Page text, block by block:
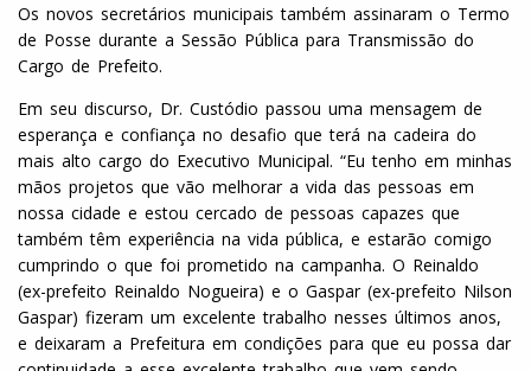
Os novos secretários municipais também assinaram o Termo
de Posse durante a Sessão Pública para Transmissão do
Cargo de Prefeito.
Em seu discurso, Dr. Custódio passou uma mensagem de
esperança e confiança no desafio que terá na cadeira do
mais alto cargo do Executivo Municipal. “Eu tenho em minhas
mãos projetos que vão melhorar a vida das pessoas em
nossa cidade e estou cercado de pessoas capazes que
também têm experiência na vida pública, e estarão comigo
cumprindo o que foi prometido na campanha. O Reinaldo
(ex-prefeito Reinaldo Nogueira) e o Gaspar (ex-prefeito Nilson
Gaspar) fizeram um excelente trabalho nesses últimos anos,
e deixaram a Prefeitura em condições para que eu possa dar